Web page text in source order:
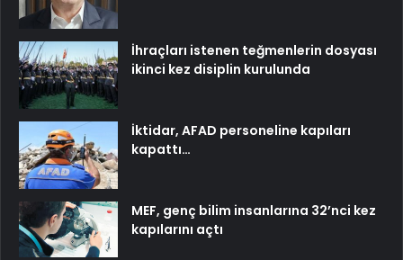
İhraçları istenen teğmenlerin dosyası
ikinci kez disiplin kurulunda
İktidar, AFAD personeline kapıları
kapattı…
MEF, genç bilim insanlarına 32’nci kez
kapılarını açtı